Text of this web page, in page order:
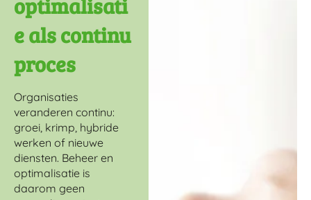
e als continu
proces
Organisaties
veranderen continu:
groei, krimp, hybride
werken of nieuwe
diensten. Beheer en
optimalisatie is
daarom geen